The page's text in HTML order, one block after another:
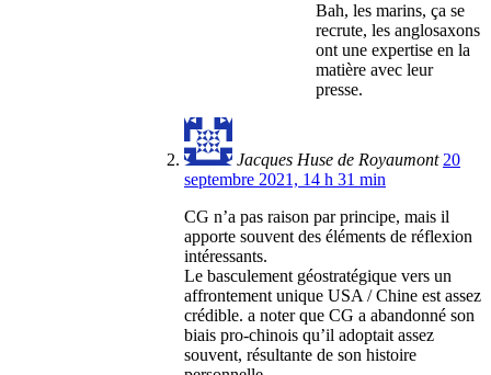
Bah, les marins, ça se
recrute, les anglosaxons
ont une expertise en la
matière avec leur
presse.
Jacques Huse de Royaumont 20
septembre 2021, 14 h 31 min
CG n’a pas raison par principe, mais il
apporte souvent des éléments de réflexion
intéressants.
Le basculement géostratégique vers un
affrontement unique USA / Chine est assez
crédible. a noter que CG a abandonné son
biais pro-chinois qu’il adoptait assez
souvent, résultante de son histoire